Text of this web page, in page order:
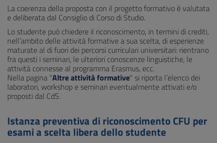
La coerenza della proposta con il progetto formativo è valutata
e deliberata dal Consiglio di Corso di Studio.
Lo studente può chiedere il riconoscimento, in termini di crediti,
nell’ambito delle attività formative a sua scelta, di esperienze
maturate al di fuori dei percorsi curriculari universitari: rientrano
fra questi i seminari, le ulteriori conoscenze linguistiche, le
attività connesse al programma Erasmus, ecc.
Nella pagina "Altre attività formative" si riporta l’elenco dei
laboratori, workshop e seminari eventualmente attivati e/o
proposti dal CdS.
Istanza preventiva di riconoscimento CFU per
esami a scelta libera dello studente